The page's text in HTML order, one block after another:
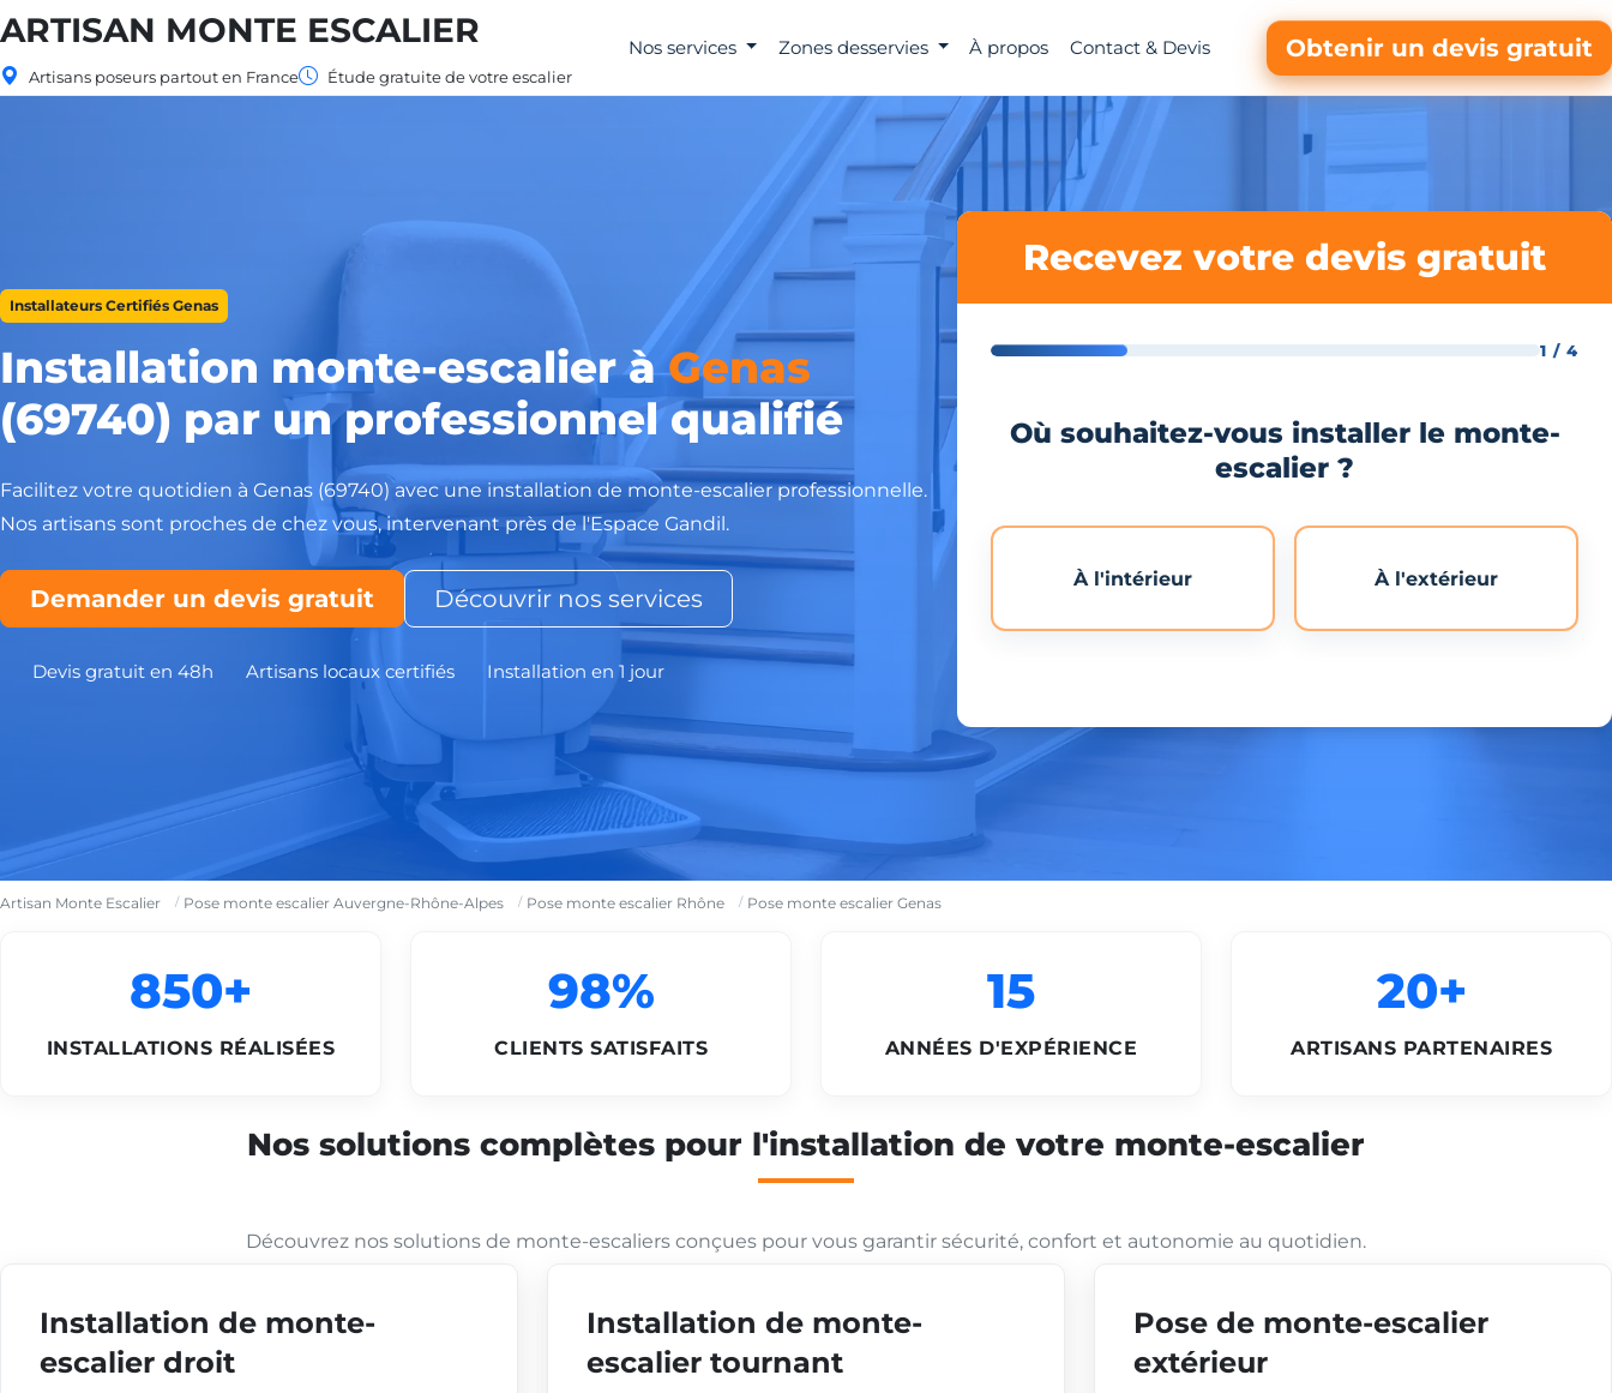
ARTISAN MONTE ESCALIER
Artisans poseurs partout en France Étude gratuite de votre escalier
Nos services Zones desservies À propos Contact & Devis Obtenir un devis gratuit
Installateurs Certifiés Genas
Installation monte-escalier àGenas
(69740) par un professionnel qualifié
Facilitez votre quotidien à Genas (69740) avec une installation de monte-escalier professionnelle.
Nos artisans sont proches de chez vous, intervenant près de l'Espace Gandil.
Demander un devis gratuit Découvrir nos services
Devis gratuit en 48h Artisans locaux certifiés Installation en 1 jour
Recevez votre devis gratuit
1 / 4
Où souhaitez-vous installer le monte-
escalier ?
À l'intérieur À l'extérieur
Artisan Monte Escalier Pose monte escalier Auvergne-Rhône-Alpes Pose monte escalier Rhône Pose monte escalier Genas
850+
INSTALLATIONS RÉALISÉES
98%
CLIENTS SATISFAITS
15
ANNÉES D'EXPÉRIENCE
20+
ARTISANS PARTENAIRES
Nos solutions complètes pour l'installation de votre monte-escalier
Découvrez nos solutions de monte-escaliers conçues pour vous garantir sécurité, confort et autonomie au quotidien.
Installation de monte-
escalier droit
Installation de monte-
escalier tournant
Pose de monte-escalier
extérieur